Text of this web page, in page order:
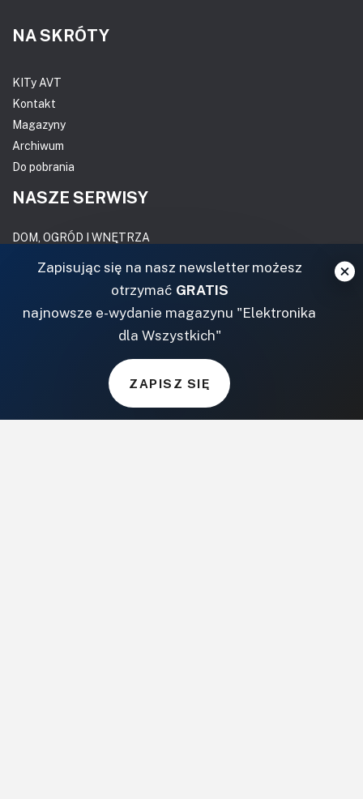
NA SKRÓTY
KITy AVT
Kontakt
Magazyny
Archiwum
Do pobrania
NASZE SERWISY
DOM, OGRÓD I WNĘTRZA
BudujemyDom.pl
Projekty.BudujemyDom.pl
CoZaIle.pl
Informator Budownictwa
CzasNaWnetrze.pl
Zapisując się na nasz newsletter możesz
otrzymać GRATIS
najnowsze e-wydanie magazynu "Elektronika
dla Wszystkich"
ZAPISZ SIĘ